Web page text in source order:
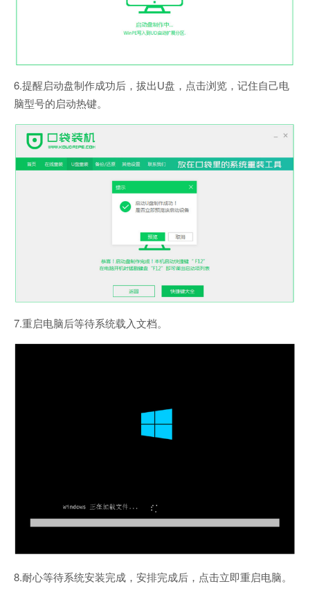
6.提醒启动盘制作成功后，拔出U盘，点击浏览，记住自己电
脑型号的启动热键。
7.重启电脑后等待系统载入文档。
8.耐心等待系统安装完成，安排完成后，点击立即重启电脑。